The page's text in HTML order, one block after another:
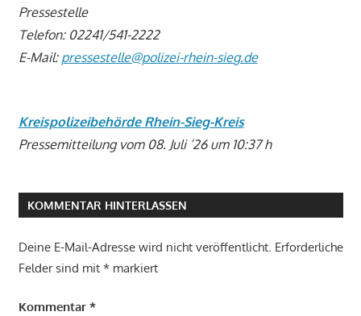
Pressestelle
Telefon: 02241/541-2222
E-Mail: pressestelle@polizei-rhein-sieg.de
Kreispolizeibehörde Rhein-Sieg-Kreis
Pressemitteilung vom 08. Juli ’26 um 10:37 h
KOMMENTAR HINTERLASSEN
Deine E-Mail-Adresse wird nicht veröffentlicht. Erforderliche
Felder sind mit *markiert
Kommentar *